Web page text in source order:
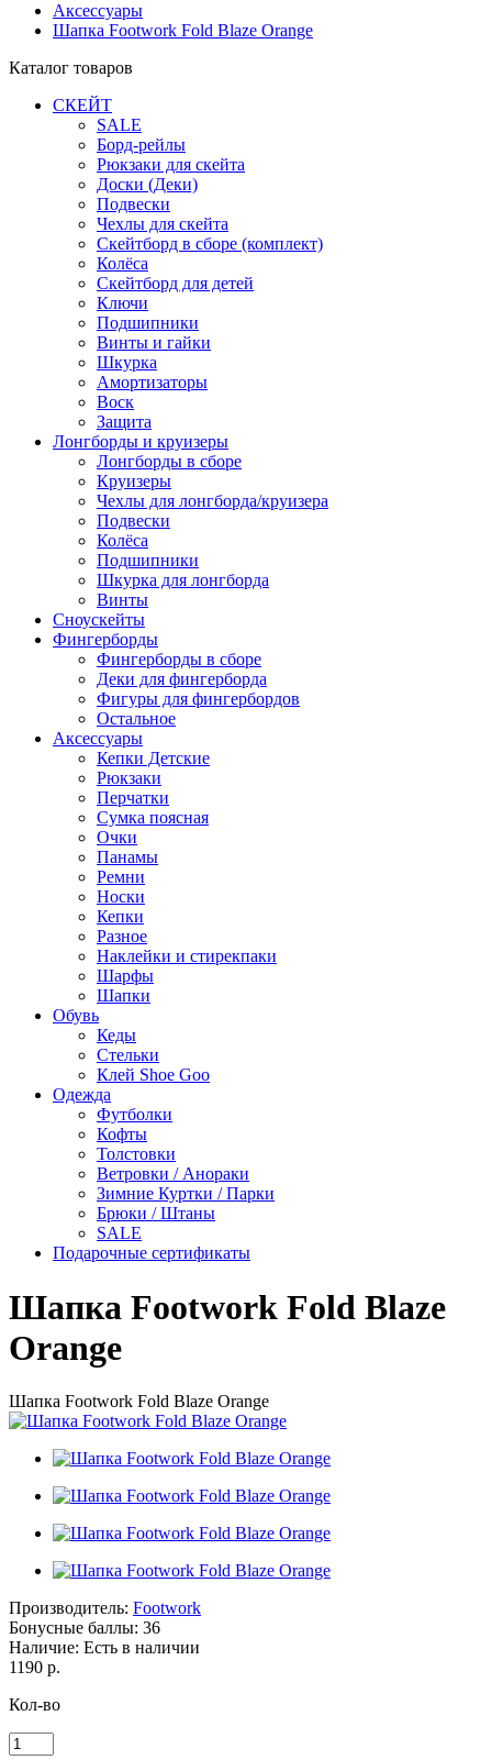
Аксессуары
Шапка Footwork Fold Blaze Orange
Каталог товаров
СКЕЙТ
SALE
Борд-рейлы
Рюкзаки для скейта
Доски (Деки)
Подвески
Чехлы для скейта
Скейтборд в сборе (комплект)
Колёса
Скейтборд для детей
Ключи
Подшипники
Винты и гайки
Шкурка
Амортизаторы
Воск
Защита
Лонгборды и круизеры
Лонгборды в сборе
Круизеры
Чехлы для лонгборда/круизера
Подвески
Колёса
Подшипники
Шкурка для лонгборда
Винты
Сноускейты
Фингерборды
Фингерборды в сборе
Деки для фингерборда
Фигуры для фингербордов
Остальное
Аксессуары
Кепки Детские
Рюкзаки
Перчатки
Сумка поясная
Очки
Панамы
Ремни
Носки
Кепки
Разное
Наклейки и стирекпаки
Шарфы
Шапки
Обувь
Кеды
Стельки
Клей Shoe Goo
Одежда
Футболки
Кофты
Толстовки
Ветровки / Анораки
Зимние Куртки / Парки
Брюки / Штаны
SALE
Подарочные сертификаты
Шапка Footwork Fold Blaze
Orange
Шапка Footwork Fold Blaze Orange
Производитель: Footwork
Бонусные баллы: 36
Наличие: Есть в наличии
1190 р.
Кол-во